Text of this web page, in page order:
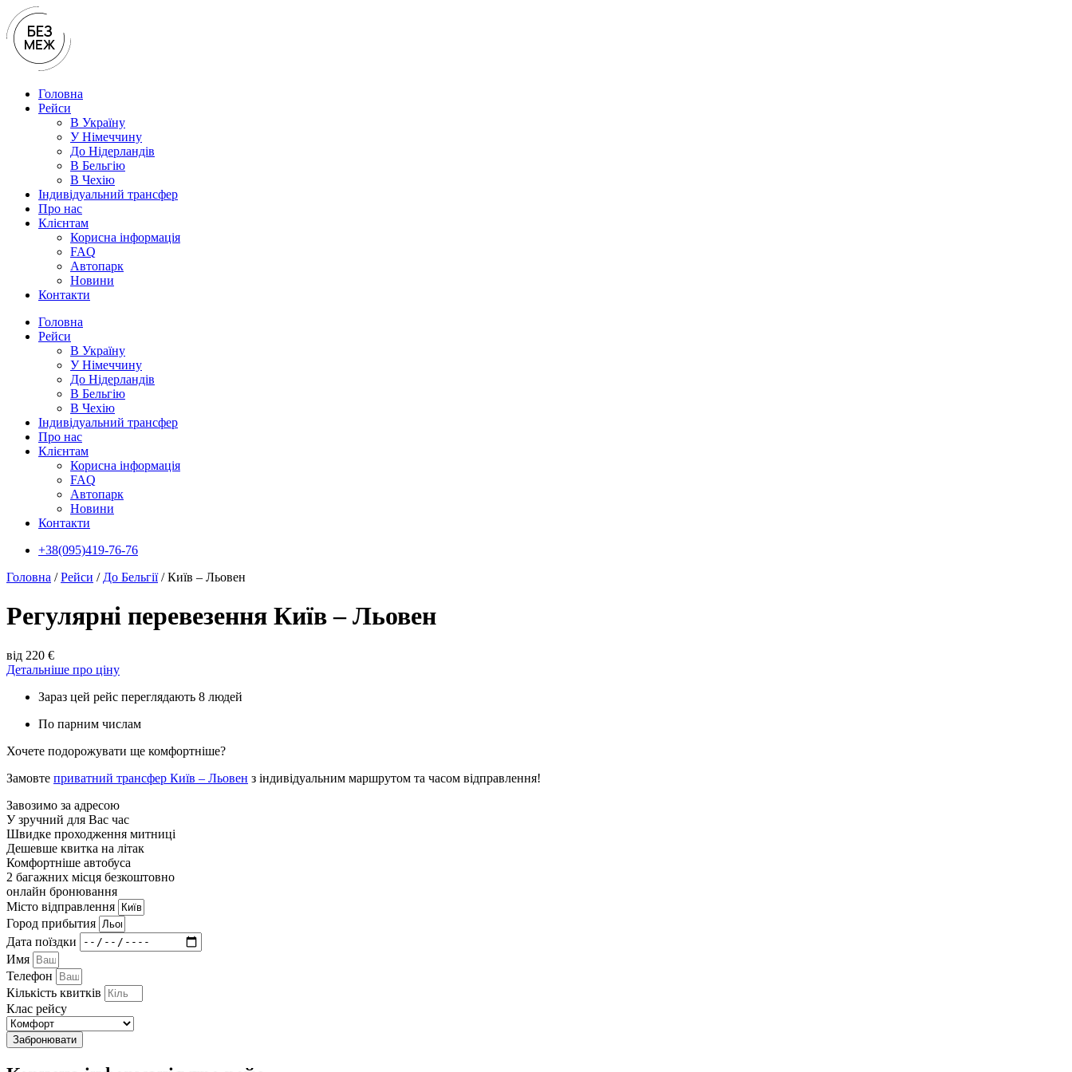
Перейти
до
вмісту
Головна
Рейси
В Україну
У Нiмеччину
До Нідерландів
В Бельгію
В Чехiю
Індивідуальний трансфер
Про нас
Клієнтам
Корисна інформація
FAQ
Автопарк
Новини
Контакти
Головна
Рейси
В Україну
У Нiмеччину
До Нідерландів
В Бельгію
В Чехiю
Індивідуальний трансфер
Про нас
Клієнтам
Корисна інформація
FAQ
Автопарк
Новини
Контакти
+38(095)419-76-76
Головна /Рейси / До Бельгії/Київ – Льовен
Регулярні перевезення Київ – Льовен
від 220 €
Детальніше про ціну
Зараз цей рейс переглядають 8 людей
По парним числам
Хочете подорожувати ще комфортніше?
Замовте приватний трансфер Київ – Льовен з індивідуальним маршрутом та часом відправлення!
Завозимо за адресою
У зручний для Вас час
Швидке проходження митниці
Дешевше квитка на літак
Комфортніше автобуса
2 багажних місця безкоштовно
онлайн бронювання
Мiсто вiдправлення
Город прибытия
Дата поїздки
Имя
Телефон
Кількість квитків
Клас рейсу
Забронювати